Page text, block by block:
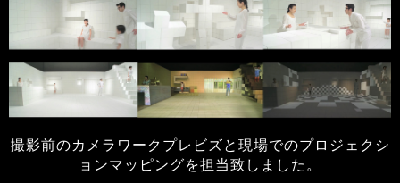
撮影前のカメラワークプレビズと現場でのプロジェクシ
ョンマッピングを担当致しました。